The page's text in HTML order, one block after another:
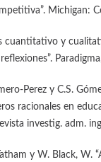
Michigan:
cuantitativo y
Perez y C.S.
racionales en
investig. adm.
y W. Black, W.